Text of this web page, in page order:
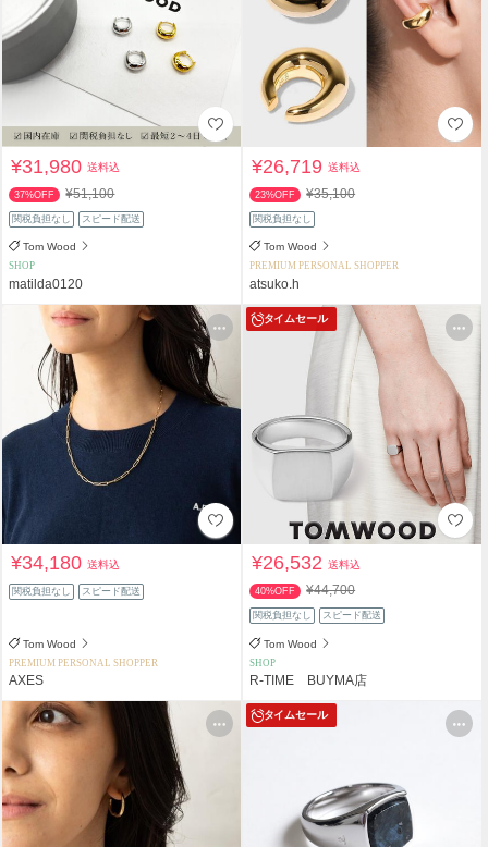
¥31,980送料込
37%OFF ¥51,100
関税負担なし スピード配送
Tom Wood
SHOP
matilda0120
¥26,719送料込
23%OFF ¥35,100
関税負担なし
Tom Wood
PREMIUM PERSONAL SHOPPER
atsuko.h
¥34,180送料込
関税負担なし スピード配送
Tom Wood
PREMIUM PERSONAL SHOPPER
AXES
タイムセール
¥26,532送料込
40%OFF ¥44,700
関税負担なし スピード配送
Tom Wood
SHOP
R-TIME BUYMA店
タイムセール